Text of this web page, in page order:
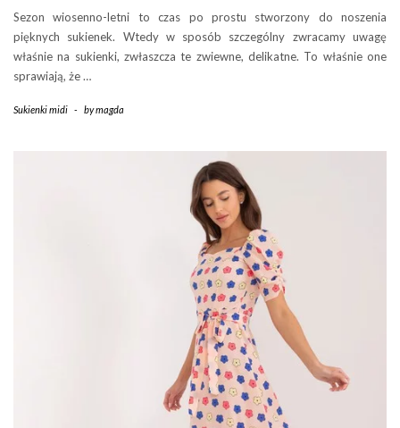
Sezon wiosenno-letni to czas po prostu stworzony do noszenia
pięknych sukienek. Wtedy w sposób szczególny zwracamy uwagę
właśnie na sukienki, zwłaszcza te zwiewne, delikatne. To właśnie one
sprawiają, że …
Sukienki midi - bymagda